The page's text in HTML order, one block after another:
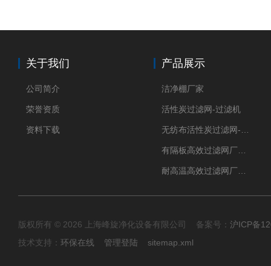
关于我们
公司简介
荣誉资质
资料下载
产品展示
洁净棚厂家
活性炭过滤网-过滤机
无纺布活性炭过滤网-过滤机
有隔板高效过滤网厂家 高效过滤器
耐高温高效过滤网厂家 高效过滤器
版权所有 © 2026 上海峰旋净化设备有限公司 备案号： 沪ICP备
技术支持： 环保在线 管理登陆 sitemap.xml